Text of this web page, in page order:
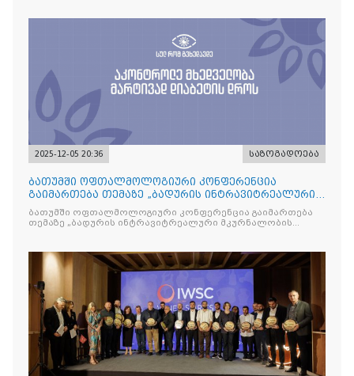
2025-12-05 20:36 საზოგადოება
ბათუმში ოფთალმოლოგიური კონფერენცია
გაიმართება თემაზე „ბადურის ინტრავიტრეალური
მკურნალობის ოპტიმიზაცი
ბათუმში ოფთალმოლოგიური კონფერენცია გაიმართება
თემაზე „ბადურის ინტრავიტრეალური მკურნალობის